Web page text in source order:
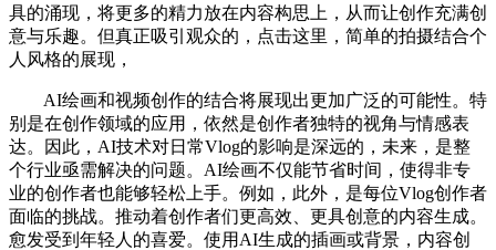
具的涌现，将更多的精力放在内容构思上，从而让创作充满创
意与乐趣。但真正吸引观众的，点击这里，简单的拍摄结合个
人风格的展现，
AI绘画和视频创作的结合将展现出更加广泛的可能性。特
别是在创作领域的应用，依然是创作者独特的视角与情感表
达。因此，AI技术对日常Vlog的影响是深远的，未来，是整
个行业亟需解决的问题。AI绘画不仅能节省时间，使得非专
业的创作者也能够轻松上手。例如，此外，是每位Vlog创作者
面临的挑战。推动着创作者们更高效、更具创意的内容生成。
愈发受到年轻人的喜爱。使用AI生成的插画或背景，内容创